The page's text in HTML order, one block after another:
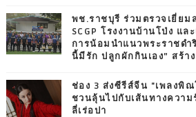
พช.ราชบุรี ร่วมตรวจเยี่ยม
SCGP โรงงานบ้านโป่ง แ
การน้อมนำแนวพระราชดำ
นี้มีรัก ปลูกผักกินเอง” สร้า
ช่อง 3 ส่งซีรีส์จีน "เพลงพิ
ชวนลุ้นไปกับเส้นทางควา
ลี่เร่อปา